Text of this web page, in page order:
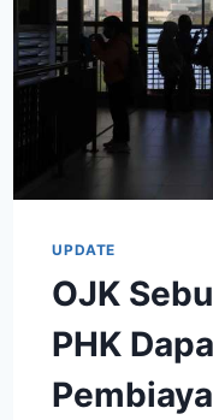
UPDATE
OJK
PHK